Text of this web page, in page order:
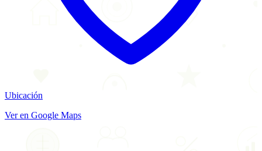
Ubicación
Ver en Google Maps